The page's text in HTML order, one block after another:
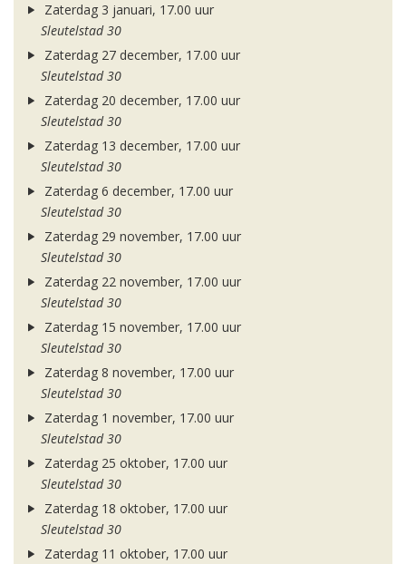
Zaterdag 3 januari, 17.00 uur
Sleutelstad 30
Zaterdag 27 december, 17.00 uur
Sleutelstad 30
Zaterdag 20 december, 17.00 uur
Sleutelstad 30
Zaterdag 13 december, 17.00 uur
Sleutelstad 30
Zaterdag 6 december, 17.00 uur
Sleutelstad 30
Zaterdag 29 november, 17.00 uur
Sleutelstad 30
Zaterdag 22 november, 17.00 uur
Sleutelstad 30
Zaterdag 15 november, 17.00 uur
Sleutelstad 30
Zaterdag 8 november, 17.00 uur
Sleutelstad 30
Zaterdag 1 november, 17.00 uur
Sleutelstad 30
Zaterdag 25 oktober, 17.00 uur
Sleutelstad 30
Zaterdag 18 oktober, 17.00 uur
Sleutelstad 30
Zaterdag 11 oktober, 17.00 uur